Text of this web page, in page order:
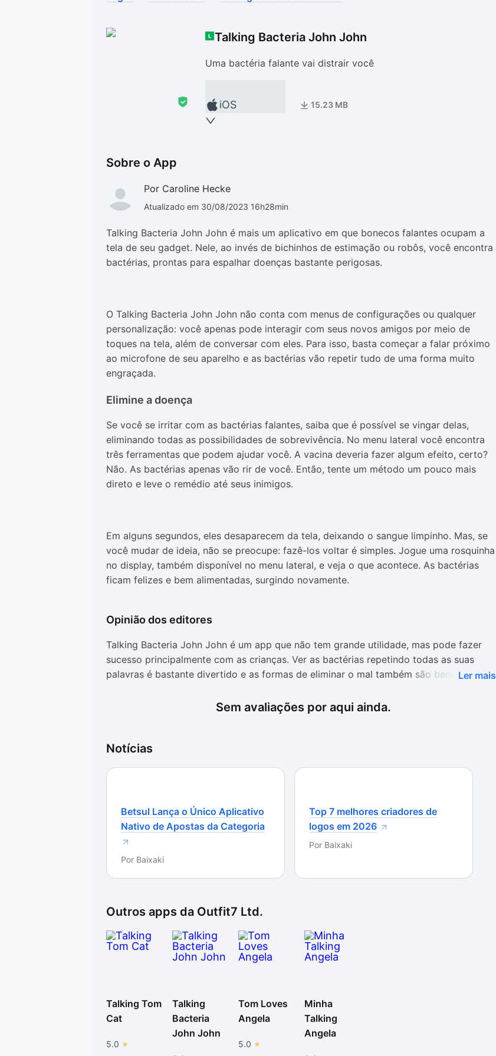
Talking Bacteria John John
Uma bactéria falante vai distrair você
iOS 15.23 MB
Sobre o App
Por Caroline Hecke
Atualizado em 30/08/2023 16h28min
Talking Bacteria John John é mais um aplicativo em que bonecos falantes ocupam a
tela de seu gadget. Nele, ao invés de bichinhos de estimação ou robôs, você encontra
bactérias, prontas para espalhar doenças bastante perigosas.
O Talking Bacteria John John não conta com menus de configurações ou qualquer
personalização: você apenas pode interagir com seus novos amigos por meio de
toques na tela, além de conversar com eles. Para isso, basta começar a falar próximo
ao microfone de seu aparelho e as bactérias vão repetir tudo de uma forma muito
engraçada.
Elimine a doença
Se você se irritar com as bactérias falantes, saiba que é possível se vingar delas,
eliminando todas as possibilidades de sobrevivência. No menu lateral você encontra
três ferramentas que podem ajudar você. A vacina deveria fazer algum efeito, certo?
Não. As bactérias apenas vão rir de você. Então, tente um método um pouco mais
direto e leve o remédio até seus inimigos.
Em alguns segundos, eles desaparecem da tela, deixando o sangue limpinho. Mas, se
você mudar de ideia, não se preocupe: fazê-los voltar é simples. Jogue uma rosquinha
no display, também disponível no menu lateral, e veja o que acontece. As bactérias
ficam felizes e bem alimentadas, surgindo novamente.
Opinião dos editores
Talking Bacteria John John é um app que não tem grande utilidade, mas pode fazer
sucesso principalmente com as crianças. Ver as bactérias repetindo todas as suas
palavras é bastante divertido e as formas de eliminar o mal também são bem
todos de fácil compreensão.
Ler mais
Sem avaliações por aqui ainda.
Notícias
Betsul Lança o Único Aplicativo
Nativo de Apostas da Categoria
Por Baixaki
Top 7 melhores criadores de
logos em 2026
Por Baixaki
Outros apps da Outfit7 Ltd.
Talking Tom
Cat
5.0
Talking
Bacteria
John John
Tom Loves
Angela
5.0
Minha
Talking
Angela